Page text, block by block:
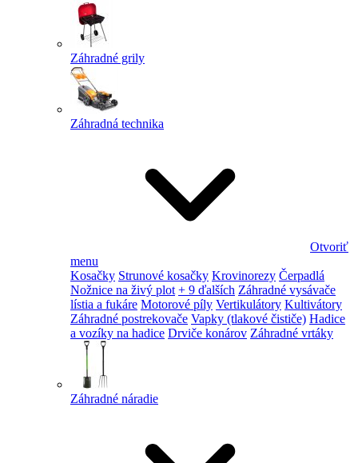
Záhradné grily
Záhradná technika
Otvoriť
menu
Kosačky Strunové kosačky Krovinorezy Čerpadlá
Nožnice na živý plot + 9 ďalších Záhradné vysávače
lístia a fukáre Motorové píly Vertikulátory Kultivátory
Záhradné postrekovače Vapky (tlakové čističe) Hadice
a vozíky na hadice Drviče konárov Záhradné vrtáky
Záhradné náradie